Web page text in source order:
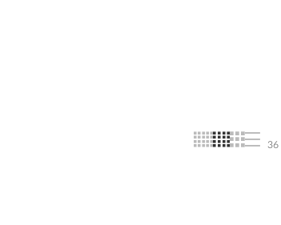
36